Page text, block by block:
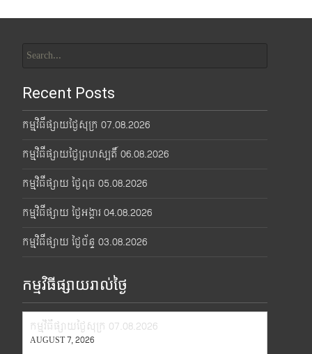
for:
Recent Posts
កម្មវិធីផ្សាយថ្ងៃសុក្រ 07.08.2026
កម្មវិធីផ្សាយថ្ងៃព្រហស្បតិ៍ 06.08.2026
កម្មវិធីផ្សាយ ថ្ងៃពុធ 05.08.2026
កម្មវិធីផ្សាយ ថ្ងៃអង្គារ 04.08.2026
កម្មវិធីផ្សាយ ថ្ងៃច័ន្ទ 03.08.2026
កម្មវិធីផ្សាយរាល់ថ្ងៃ
កម្មវិធីផ្សាយថ្ងៃសុក្រ 07.08.2026
AUGUST 7, 2026